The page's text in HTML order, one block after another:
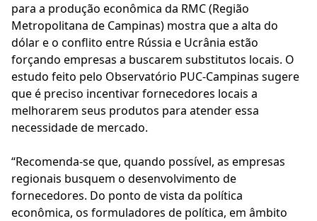
para a produção econômica da RMC (Região
Metropolitana de Campinas) mostra que a alta do
dólar e o conflito entre Rússia e Ucrânia estão
forçando empresas a buscarem substitutos locais. O
estudo feito pelo Observatório PUC-Campinas sugere
que é preciso incentivar fornecedores locais a
melhorarem seus produtos para atender essa
necessidade de mercado.
“Recomenda-se que, quando possível, as empresas
regionais busquem o desenvolvimento de
fornecedores. Do ponto de vista da política
econômica, os formuladores de política, em âmbito